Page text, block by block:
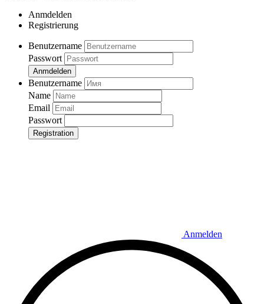
Anmdelden
Registrierung
Benutzername
Passwort
Anmdelden
Benutzername
Name
Email
Passwort
Registration
Anmelden